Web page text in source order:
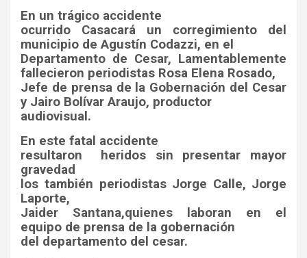
En un trágico accidente
ocurrido Casacará un corregimiento del
municipio de Agustín Codazzi, en el
Departamento de Cesar, Lamentablemente
fallecieron periodistas Rosa Elena Rosado,
Jefe de prensa de la Gobernación del Cesar
y Jairo Bolívar Araujo, productor
audiovisual.
En este fatal accidente
resultaron
heridos sin presentar mayor
gravedad
los también periodistas Jorge Calle, Jorge
Laporte,
Jaider Santana,quienes laboran en el
equipo de prensa de la gobernación
del departamento del cesar.